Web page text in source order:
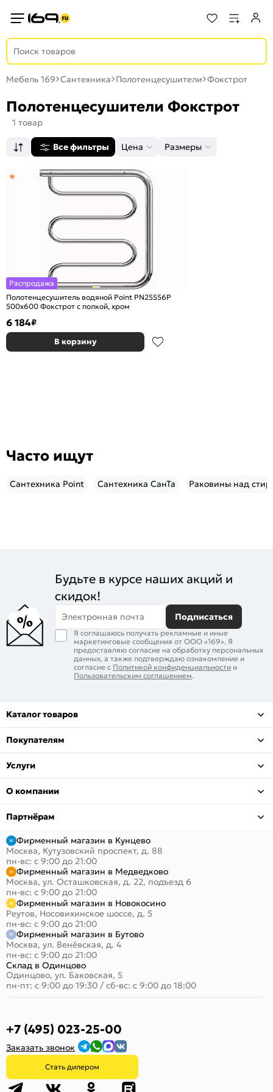
Мебель 169 Сантехника Полотенцесушители Фокстрот
Полотенцесушители Фокстрот
1 товар
Все фильтры Цена Размеры
Распродажа
Полотенцесушитель водяной Point PN25556P
500x600 Фокстрот с полкой, хром
6 184₽
В корзину
Часто ищут
Сантехника Point Сантехника СанТа Раковины над
Будьте в курсе наших акций и
скидок!
Электронная почта Подписаться
Я соглашаюсь получать рекламные и иные
маркетинговые сообщения от ООО «169». Я
предоставляю согласие на обработку персональных
данных, а также подтверждаю ознакомление и
согласие с Политикой конфиденциальности и
Пользовательским соглашением.
Каталог товаров
Покупателям
Услуги
О компании
Партнёрам
Фирменный магазин в Кунцево
Москва, Кутузовский проспект, д. 88
пн-вс: с 9:00 до 21:00
Фирменный магазин в Медведково
Москва, ул. Осташковская, д. 22, подъезд 6
пн-вс: с 9:00 до 21:00
Фирменный магазин в Новокосино
Реутов, Носовихинское шоссе, д. 5
пн-вс: с 9:00 до 21:00
Фирменный магазин в Бутово
Москва, ул. Венёвская, д. 4
пн-вс: с 9:00 до 21:00
Склад в Одинцово
Одинцово, ул. Баковская, 5
пн-пт: с 9:00 до 19:30 / сб-вс: с 9:00 до 18:00
+7 (495) 023-25-00
Заказать звонок
Стать дилером